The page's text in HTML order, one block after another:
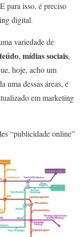
para isso, é preciso
digital.
variedade de
, mídias sociais,
hoje, acho um
uma dessas áreas, é
em marketing
“publicidade online”